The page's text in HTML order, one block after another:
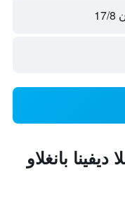
8
بانغلاو